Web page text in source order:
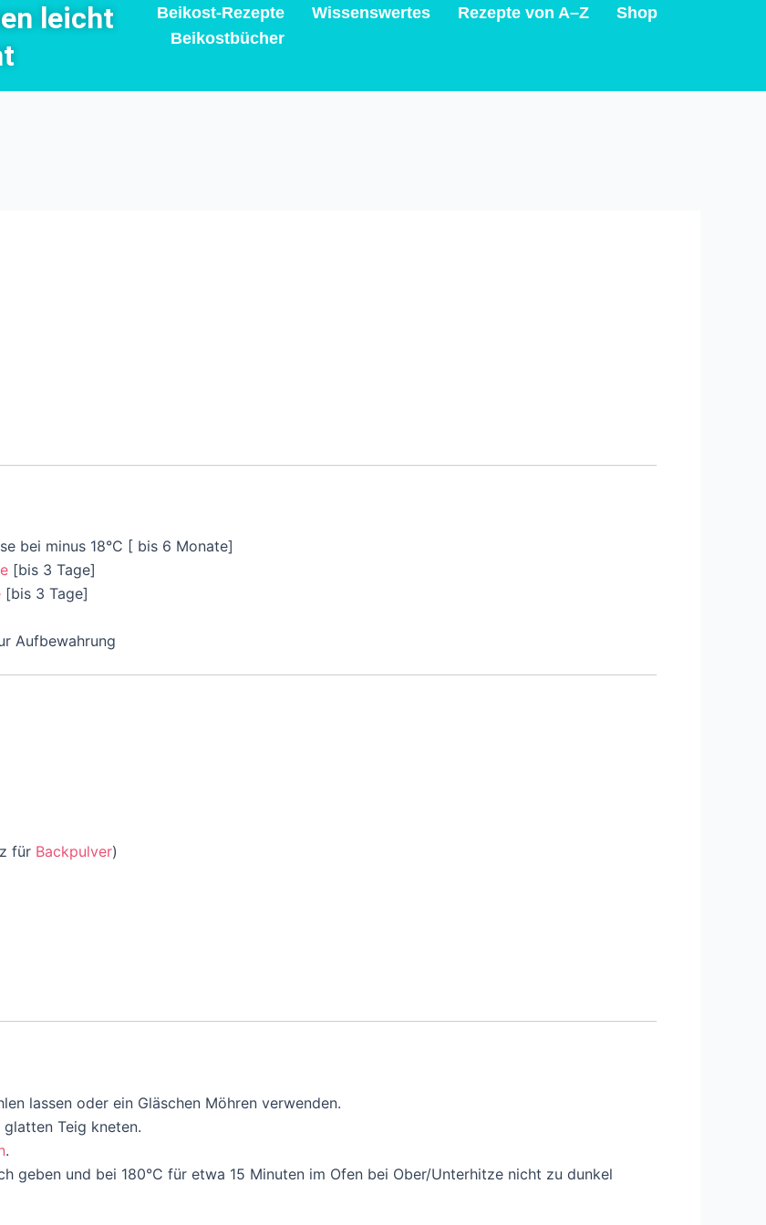
leicht
Beikost-Rezepte Wissenswertes Rezepte von A–Z
Shop
Beikostbücher
bei minus 18°C [ bis 6 Monate]
[bis 3 Tage]
[bis 3 Tage]
Aufbewahrung
für Backpulver)
lassen oder ein Gläschen Möhren verwenden.
Teig kneten.
.
geben und bei 180°C für etwa 15 Minuten im Ofen bei Ober/Unterhitze nicht zu dunkel